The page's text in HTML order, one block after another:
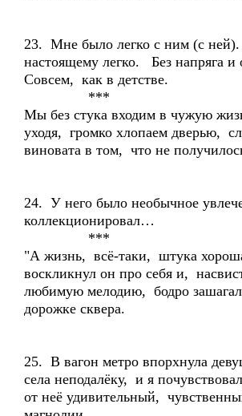
23. Мне было легко с ним (с
настоящему легко. Без напряга и
Совсем, как в детстве.
***
Мы без стука входим в чужую
уходя, громко хлопаем дверью,
виновата в том, что не
24. У него было необычное
коллекционировал…
***
"А жизнь, всё-таки, штука
воскликнул он про себя и,
любимую мелодию, бодро
дорожке сквера.
25. В вагон метро впорхнула
села неподалёку, и я
от неё удивительный,